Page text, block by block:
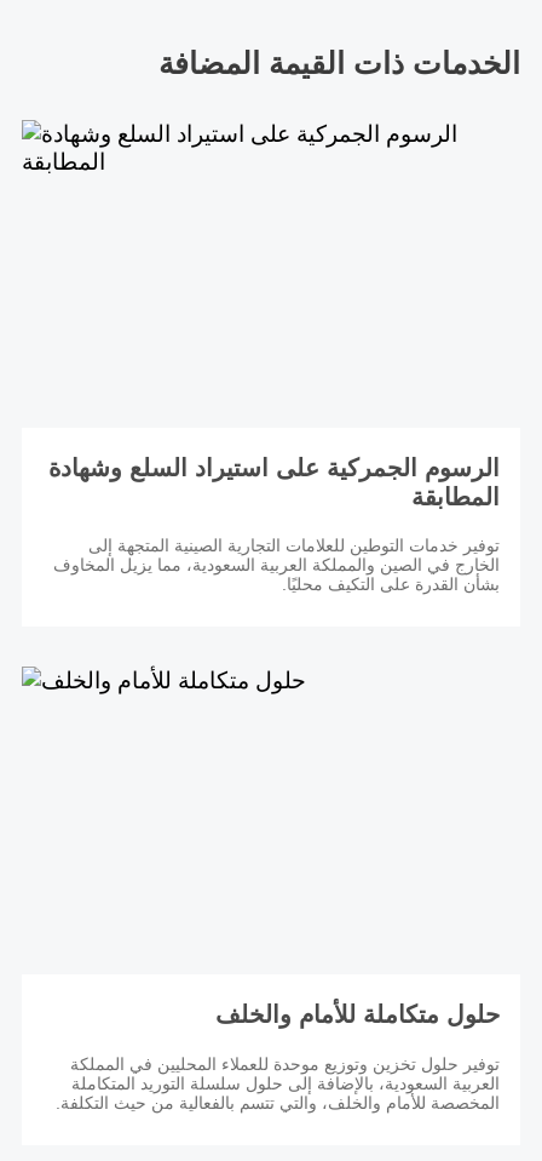
الخدمات ذات القيمة المضافة
الرسوم الجمركية على استيراد السلع وشهادة
المطابقة
توفير خدمات التوطين للعلامات التجارية الصينية المتجهة إلى
الخارج في الصين والمملكة العربية السعودية، مما يزيل المخاوف
بشأن القدرة على التكيف محليًا.
حلول متكاملة للأمام والخلف
توفير حلول تخزين وتوزيع موحدة للعملاء المحليين في المملكة
العربية السعودية، بالإضافة إلى حلول سلسلة التوريد المتكاملة
المخصصة للأمام والخلف، والتي تتسم بالفعالية من حيث التكلفة.